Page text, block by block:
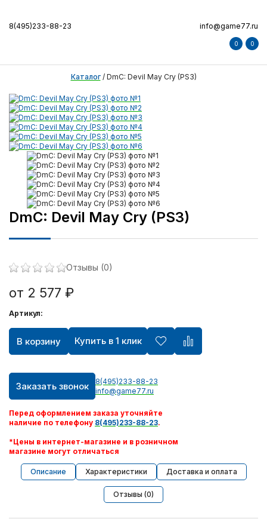
8(495)233-88-23 info@game77.ru
0 0
Каталог/ DmC: Devil May Cry (PS3)
DmC: Devil May Cry (PS3)
Отзывы (0)
от 2 577 ₽
Артикул:
В корзину Купить в 1 клик
Заказать звонок
8(495)233-88-23
info@game77.ru
Перед оформлением заказа уточняйте
наличие по телефону 8(495)233-88-23.
*Цены в интернет-магазине и в розничном
магазине могут отличаться
Описание Характеристики Доставка и оплата
Отзывы (0)